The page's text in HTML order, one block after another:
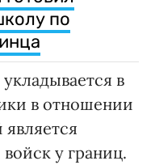
по
в
в отношении
у границ.